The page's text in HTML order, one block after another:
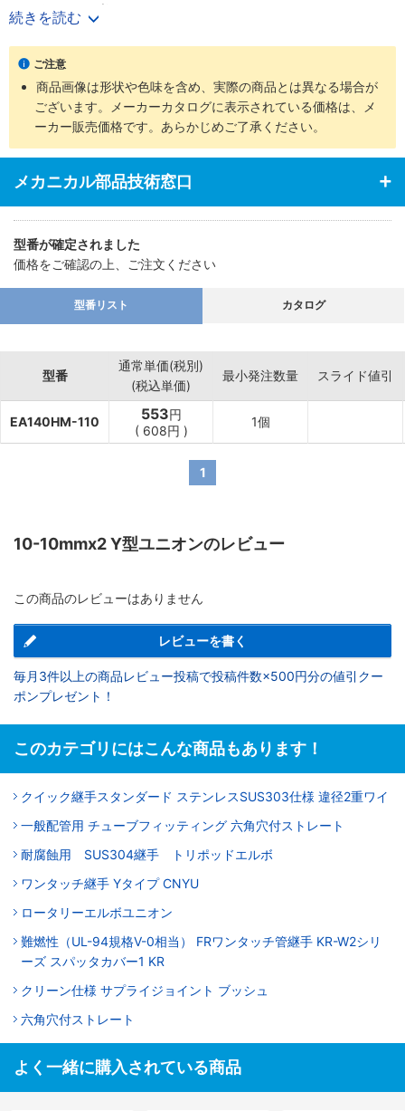
・1口側チューブ径…10mm
・2口側チューブ径…10mm
・JAN：4518340882256
続きを読む
ご注意
商品画像は形状や色味を含め、実際の商品とは異なる場合が
ございます。メーカーカタログに表示されている価格は、メ
ーカー販売価格です。あらかじめご了承ください。
メカニカル部品技術窓口
型番が確定されました
価格をご確認の上、ご注文ください
型番リスト カタログ
型番
通常単価(税別)
(税込単価)
最小発注数量 スライド値引
EA140HM-110 553円
( 608円 )
1個
1
10-10mmx2 Y型ユニオンのレビュー
この商品のレビューはありません
レビューを書く
毎月3件以上の商品レビュー投稿で投稿件数×500円分の値引クー
ポンプレゼント！
このカテゴリにはこんな商品もあります！
クイック継手スタンダード ステンレスSUS303仕様 違径2重ワイ
一般配管用 チューブフィッティング 六角穴付ストレート
耐腐蝕用 SUS304継手 トリポッドエルボ
ワンタッチ継手 Yタイプ CNYU
ロータリーエルボユニオン
難燃性（UL-94規格V-0相当） FRワンタッチ管継手 KR-W2シリ
ーズ スパッタカバー1 KR
クリーン仕様 サプライジョイント ブッシュ
六角穴付ストレート
よく一緒に購入されている商品